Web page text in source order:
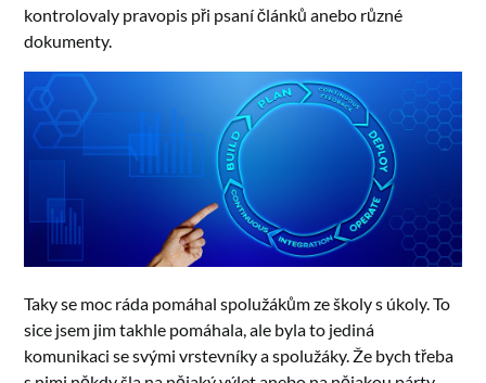
kontrolovaly pravopis při psaní článků anebo různé
dokumenty.
Taky se moc ráda pomáhal spolužákům ze školy s úkoly. To
sice jsem jim takhle pomáhala, ale byla to jediná
komunikaci se svými vrstevníky a spolužáky. Že bych třeba